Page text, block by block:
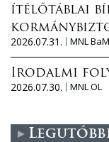
ítélőtáblai
2026.07.31.
MNL
Irodalmi
2026.07.30.
MNL OL